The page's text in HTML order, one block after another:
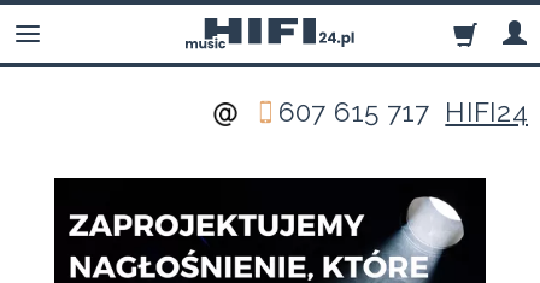
607 615 717 HIFI24